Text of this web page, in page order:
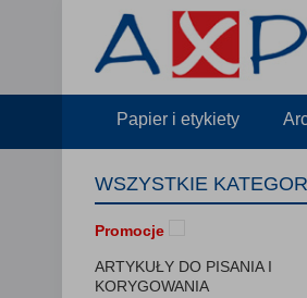
Papier i etykiety
WSZYSTKIE
Promocje
ARTYKUŁY DO PISANIA I
KORYGOWANIA